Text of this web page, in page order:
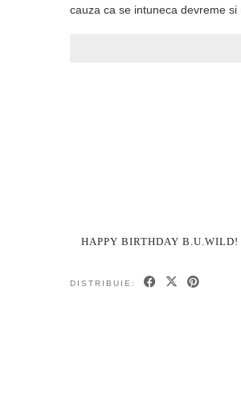
cauza ca se intuneca devreme
HAPPY BIRTHDAY B.U.WILD!
DISTRIBUIE: